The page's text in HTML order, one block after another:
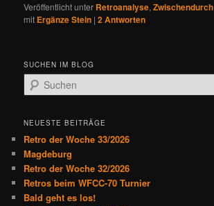
Veröffentlicht unter Retroanalyse,Zwischendurch
mit Ergänze Stein |2Antworten
SUCHEN IM BLOG
u
h
n
NEUESTE BEITRÄGE
Retro der Woche 33/2026
Magdeburg
Retro der Woche 32/2026
Retros beim WFCC-70 Turnier
Bald geht es los!